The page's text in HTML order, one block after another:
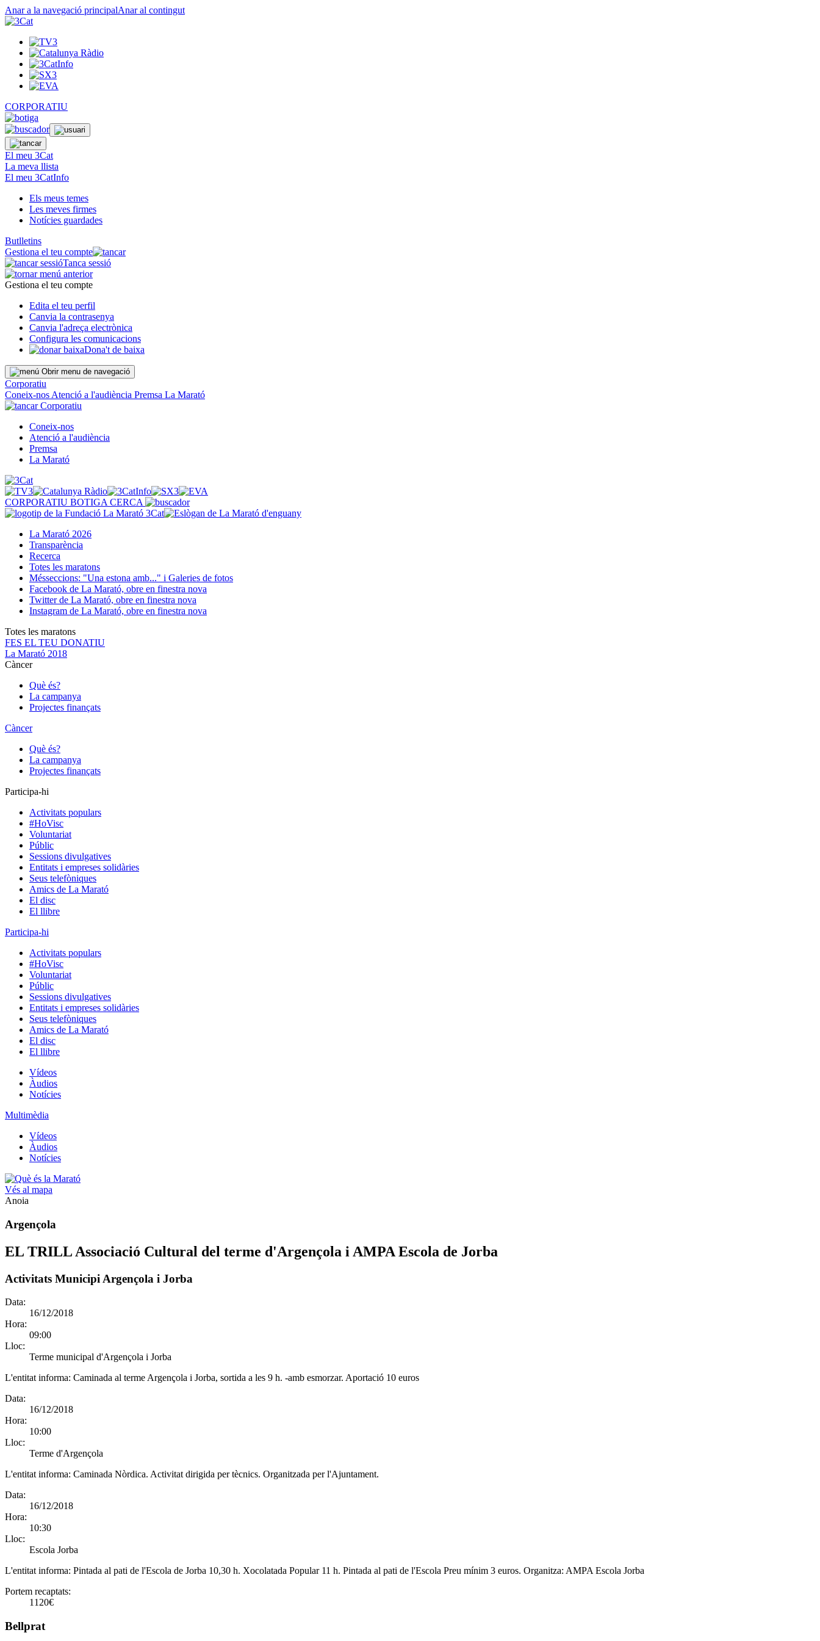
Anar a la navegació principalAnar al contingut
CORPORATIU
El meu 3Cat
La meva llista
El meu 3CatInfo
Els meus temes
Les meves firmes
Notícies guardades
Butlletins
Gestiona el teu compte
Tanca sessió
Gestiona el teu compte
Edita el teu perfil
Canvia la contrasenya
Canvia l'adreça electrònica
Configura les comunicacions
Dona't de baixa
Obrir menu de navegació
Corporatiu
Coneix-nos Atenció a l'audiència Premsa La Marató
Corporatiu
Coneix-nos
Atenció a l'audiència
Premsa
La Marató
CORPORATIU BOTIGA CERCA
La Marató 2026
Transparència
Recerca
Totes les maratons
Mésseccions: "Una estona amb..." i Galeries de fotos
Facebook de La Marató, obre en finestra nova
Twitter de La Marató, obre en finestra nova
Instagram de La Marató, obre en finestra nova
Totes les maratons
FES EL TEU DONATIU
La Marató 2018
Càncer
Què és?
La campanya
Projectes finançats
Càncer
Què és?
La campanya
Projectes finançats
Participa-hi
Activitats populars
#HoVisc
Voluntariat
Públic
Sessions divulgatives
Entitats i empreses solidàries
Seus telefòniques
Amics de La Marató
El disc
El llibre
Participa-hi
Activitats populars
#HoVisc
Voluntariat
Públic
Sessions divulgatives
Entitats i empreses solidàries
Seus telefòniques
Amics de La Marató
El disc
El llibre
Vídeos
Àudios
Notícies
Multimèdia
Vídeos
Àudios
Notícies
Vés al mapa
Anoia
Argençola
EL TRILL Associació Cultural del terme d'Argençola i AMPA Escola de Jorba
Activitats Municipi Argençola i Jorba
Data:
16/12/2018
Hora:
09:00
Lloc:
Terme municipal d'Argençola i Jorba
L'entitat informa: Caminada al terme Argençola i Jorba, sortida a les 9 h. -amb esmorzar. Aportació 10 euros
Data:
16/12/2018
Hora:
10:00
Lloc:
Terme d'Argençola
L'entitat informa: Caminada Nòrdica. Activitat dirigida per tècnics. Organitzada per l'Ajuntament.
Data:
16/12/2018
Hora:
10:30
Lloc:
Escola Jorba
L'entitat informa: Pintada al pati de l'Escola de Jorba 10,30 h. Xocolatada Popular 11 h. Pintada al pati de l'Escola Preu mínim 3 euros. Organitza: AMPA Escola Jorba
Portem recaptats:
1120€
Bellprat